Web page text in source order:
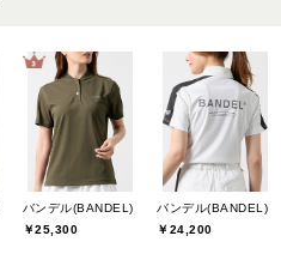
バンデル(BANDEL)
￥25,300
バンデル(BANDEL)
￥24,200